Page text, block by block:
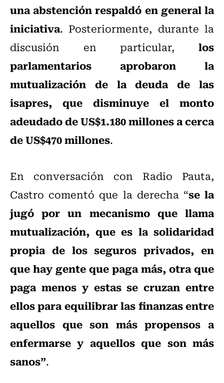
una abstención respaldó en general la
iniciativa. Posteriormente, durante la
discusión en particular, los
parlamentarios aprobaron la
mutualización de la deuda de las
isapres, que disminuye el monto
adeudado de US$1.180 millones a cerca
de US$470 millones.
En conversación con Radio Pauta,
Castro comentó que la derecha “se la
jugó por un mecanismo que llama
mutualización, que es la solidaridad
propia de los seguros privados, en
que hay gente que paga más, otra que
paga menos y estas se cruzan entre
ellos para equilibrar las finanzas entre
aquellos que son más propensos a
enfermarse y aquellos que son más
sanos”.